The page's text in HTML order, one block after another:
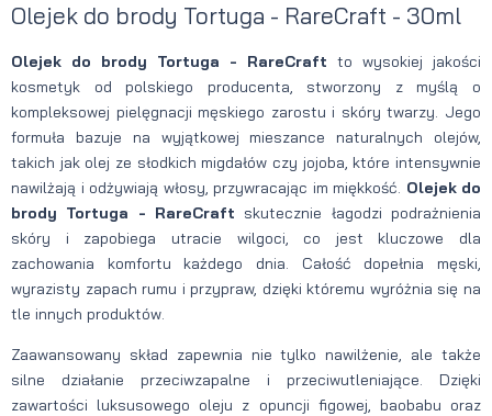
Olejek do brody Tortuga - RareCraft - 30ml
Olejek do brody Tortuga - RareCraft to wysokiej jakości
kosmetyk od polskiego producenta, stworzony z myślą o
kompleksowej pielęgnacji męskiego zarostu i skóry twarzy. Jego
formuła bazuje na wyjątkowej mieszance naturalnych olejów,
takich jak olej ze słodkich migdałów czy jojoba, które intensywnie
nawilżają i odżywiają włosy, przywracając im miękkość. Olejek do
brody Tortuga - RareCraft skutecznie łagodzi podrażnienia
skóry i zapobiega utracie wilgoci, co jest kluczowe dla
zachowania komfortu każdego dnia. Całość dopełnia męski,
wyrazisty zapach rumu i przypraw, dzięki któremu wyróżnia się na
tle innych produktów.
Zaawansowany skład zapewnia nie tylko nawilżenie, ale także
silne działanie przeciwzapalne i przeciwutleniające. Dzięki
zawartości luksusowego oleju z opuncji figowej, baobabu oraz